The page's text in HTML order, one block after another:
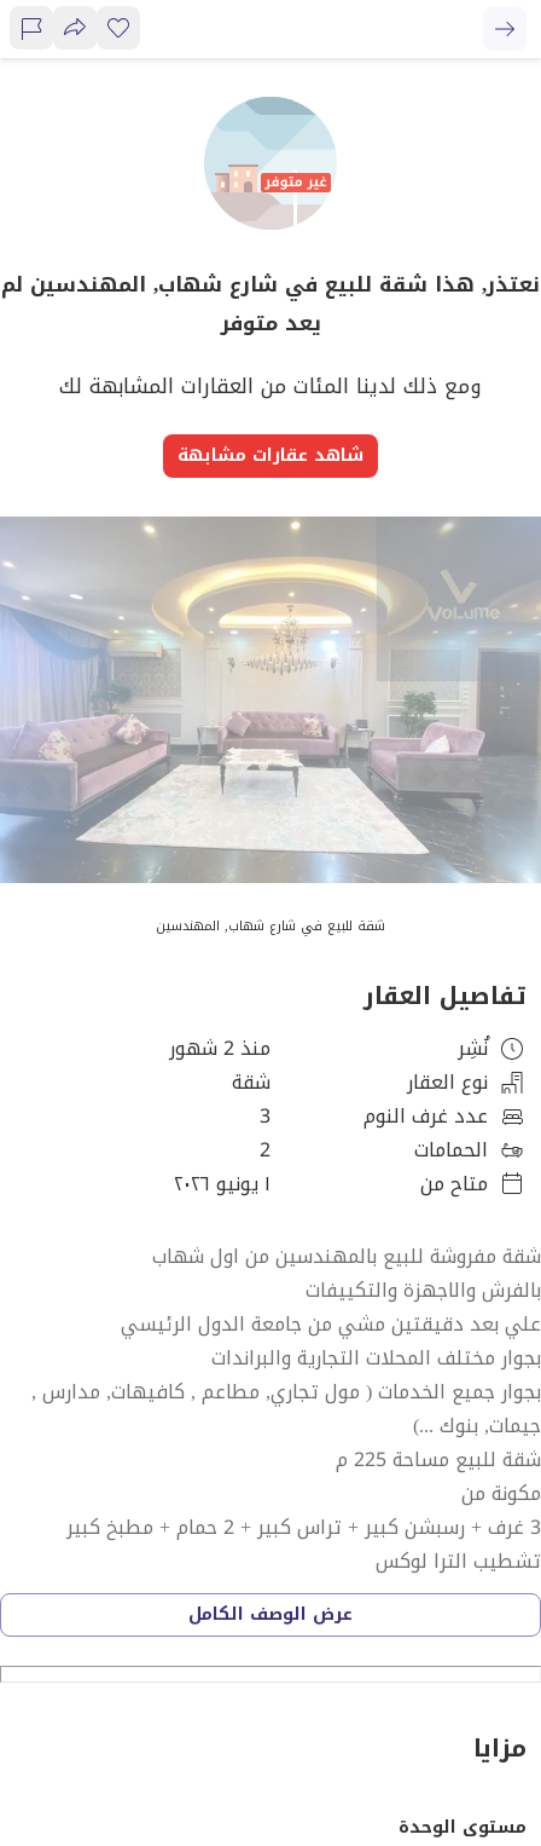
نعتذر, هذا شقة للبيع في شارع شهاب, المهندسين لم
يعد متوفر
ومع ذلك لدينا المئات من العقارات المشابهة لك
شاهد عقارات مشابهة
شقة للبيع في شارع شهاب, المهندسين
تفاصيل العقار
نُشِر
منذ 2 شهور
نوع العقار
شقة
عدد غرف النوم
3
الحمامات
2
متاح من
١ يونيو ٢٠٢٦
شقة مفروشة للبيع بالمهندسين من اول شهاب
بالفرش والاجهزة والتكييفات
علي بعد دقيقتين مشي من جامعة الدول الرئيسي
بجوار مختلف المحلات التجارية والبراندات
بجوار جميع الخدمات ( مول تجاري, مطاعم , كافيهات, مدارس ,
جيمات, بنوك ...)
شقة للبيع مساحة 225 م
مكونة من
3 غرف + رسبشن كبير + تراس كبير + 2 حمام + مطبخ كبير
تشطيب الترا لوكس
فرش راقي جدااا
مسجلة
حصة بالارض
للتواصل
[تم إخفاء بيانات الاتصال]
عرض الوصف الكامل
مزايا
مستوى الوحدة